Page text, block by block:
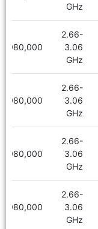
GHz
2.66-
3.06
GHz
1,980,000
2.66-
3.06
GHz
1,980,000
2.66-
3.06
GHz
1,980,000
2.66-
3.06
GHz
1,980,000